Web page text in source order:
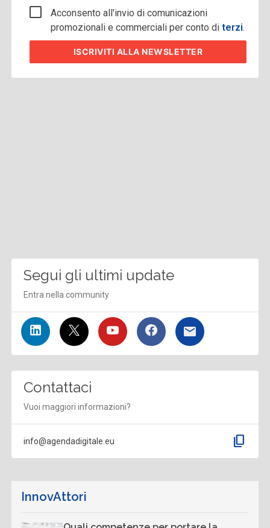
Acconsento all'invio di comunicazioni
promozionali e commerciali per conto diterzi.
ISCRIVITI ALLA NEWSLETTER
Segui gli ultimi update
Entra nella community
Contattaci
Vuoi maggiori informazioni?
info@agendadigitale.eu content_copy
InnovAttori